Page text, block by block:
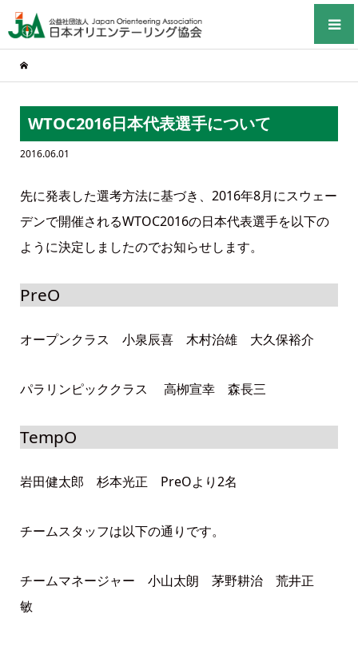
WTOC2016日本代表選手について
2016.06.01
先に発表した選考方法に基づき、2016年8月にスウェー
デンで開催されるWTOC2016の日本代表選手を以下の
ように決定しましたのでお知らせします。
PreO
オープンクラス 小泉辰喜 木村治雄 大久保裕介
パラリンピッククラス 高栁宣幸 森長三
TempO
岩田健太郎 杉本光正 PreOより2名
チームスタッフは以下の通りです。
チームマネージャー 小山太朗 茅野耕治 荒井正
敏